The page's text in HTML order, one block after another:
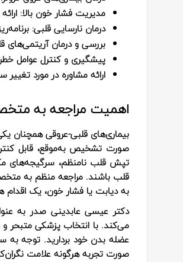
مدیریت فشار خون بالا:
درمان نارسایی قلبی:
بررسی و درمان آریتمی‌های
پیشگیری و کنترل عوامل
ارائه مشاوره در مورد
اهمیت مراجعه به
بیماری‌های قلبی-عروقی همچنان
صورت تشخیص به‌موقع، قابل
تپش قلب نامنظم، سرگیجه‌های
قلب باشند. مراجعه منظم به متخصص
به دیابت یا فشار خون، یک
دکتر عیسی عابدینی صدر به
می‌کند. با انتخاب پزشکی متبحر
عضله بدن خود بردارید. توجه به
صورت تجربه هرگونه علامت